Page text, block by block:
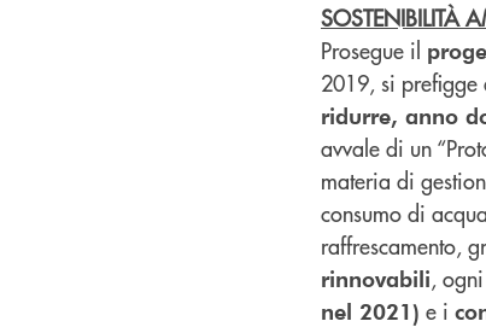
SOSTENIBILITÀ
Prosegue il
2019, si prefigge
ridurre, anno
avvale di un
materia di
consumo di
raffrescamento,
rinnovabili,
nel 2021) e i